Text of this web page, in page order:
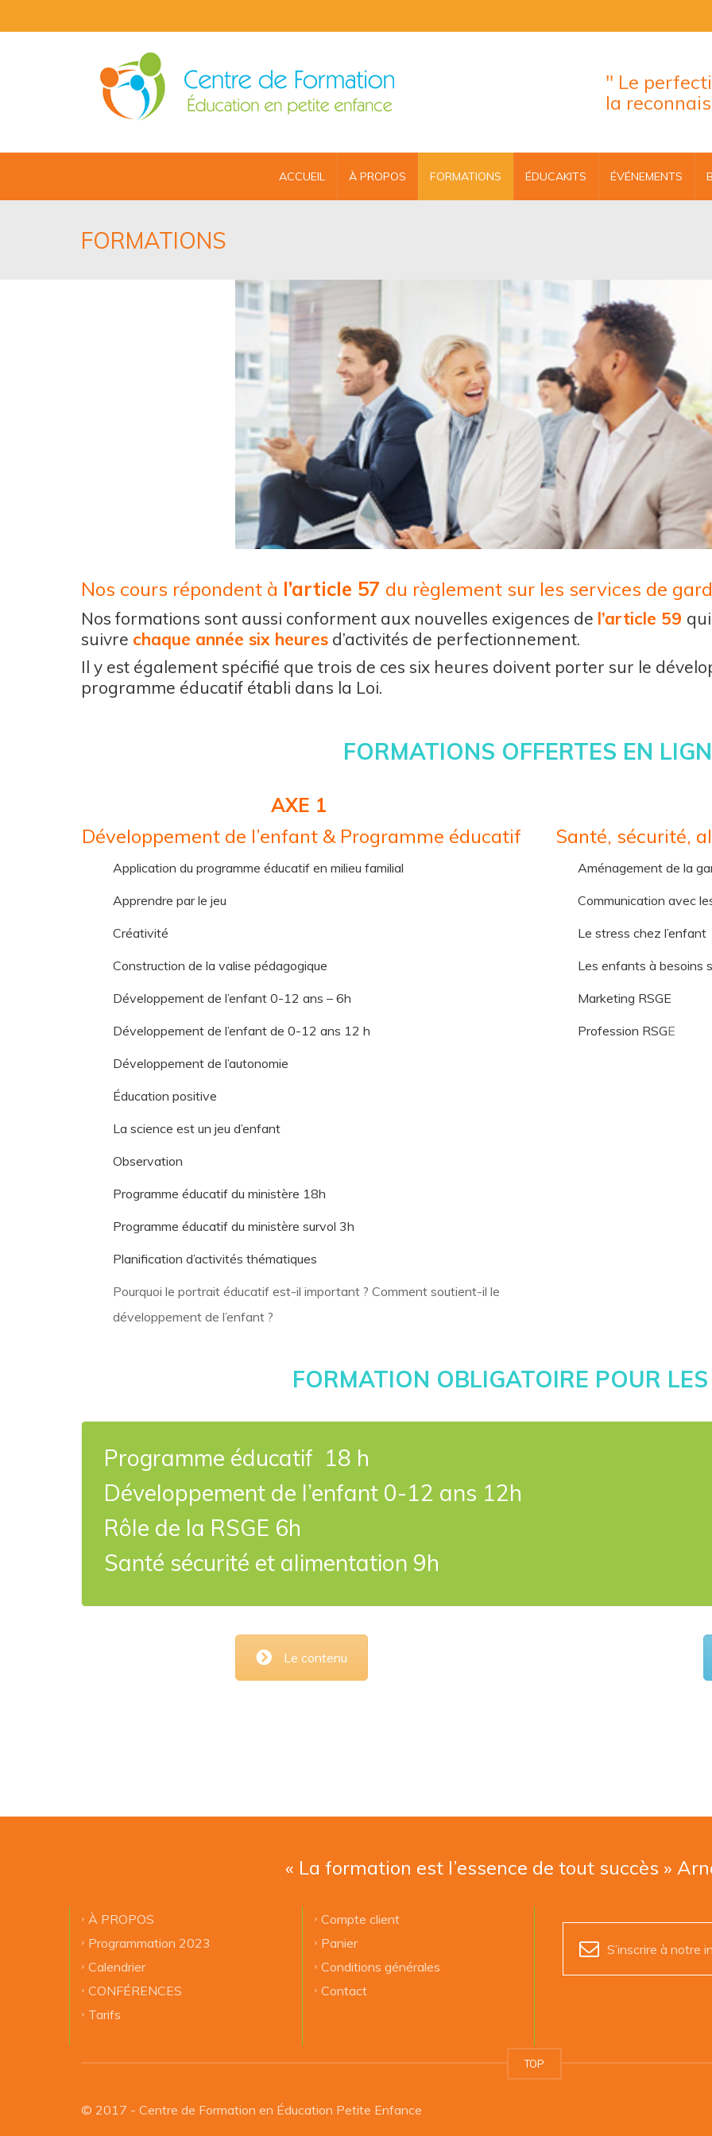
" Le
la
ACCUEIL À PROPOS FORMATIONS ÉDUCAKITS ÉVÉNEMENTS
FORMATIONS
Nos cours répondent à l’article 57 du règlement sur les services de
Nos formations sont aussi conforment aux nouvelles exigences de l’article 59
suivre chaque année six heures d’activités de perfectionnement.
Il y est également spécifié que trois de ces six heures doivent porter sur le
programme éducatif établi dans la Loi.
FORMATIONS OFFERTES EN
AXE 1
Développement de l’enfant & Programme éducatif
Application du programme éducatif en milieu familial
Apprendre par le jeu
Créativité
Construction de la valise pédagogique
Développement de l’enfant 0-12 ans – 6h
Développement de l’enfant de 0-12 ans 12 h
Développement de l’autonomie
Éducation positive
La science est un jeu d’enfant
Observation
Programme éducatif du ministère 18h
Programme éducatif du ministère survol 3h
Planification d’activités thématiques
Pourquoi le portrait éducatif est-il important ? Comment soutient-il le
développement de l’enfant ?
Santé, sécurité,
Aménagement de la
Communication avec
Le stress chez l’enfant
Les enfants à besoins
Marketing RSGE
Profession RSGE
FORMATION OBLIGATOIRE POUR
Programme éducatif 18 h
Développement de l’enfant 0-12 ans 12h
Rôle de la RSGE 6h
Santé sécurité et alimentation 9h
Le contenu
« La formation est l’essence de tout succès »
À PROPOS
Programmation 2023
Calendrier
CONFÉRENCES
Tarifs
Compte client
Panier
Conditions générales
Contact
S’inscrire à notre
TOP
© 2017 - Centre de Formation en Éducation Petite Enfance